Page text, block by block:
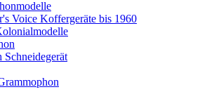
Voice Koffergeräte bis 1960
Schneidegerät